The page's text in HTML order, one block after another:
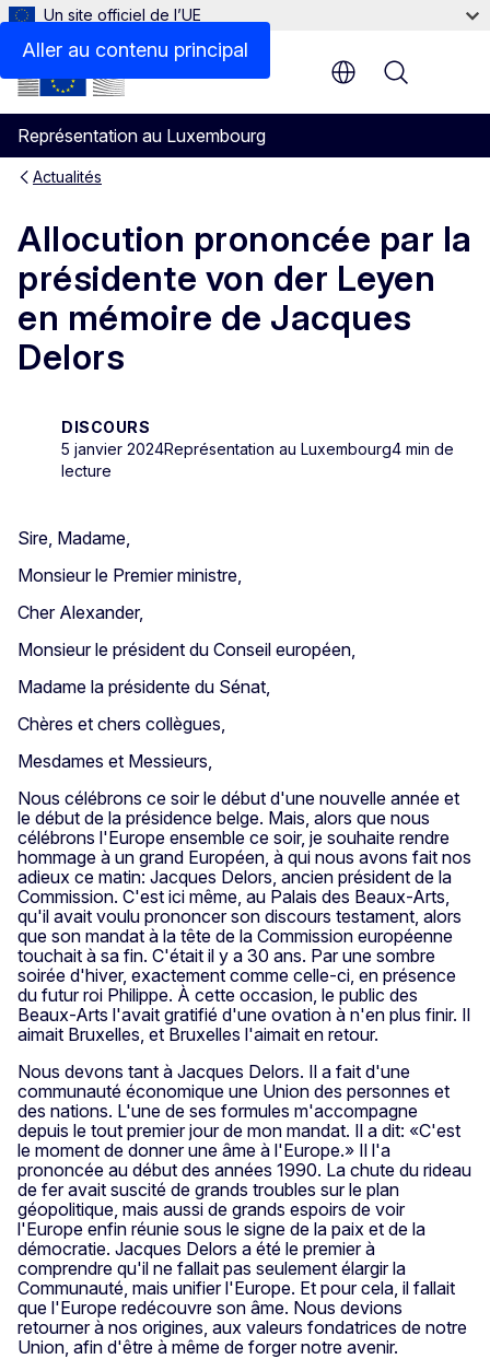
Aller au contenu principal
Un site officiel de l’UE
Représentation au Luxembourg
Menu
Actualités
Allocution prononcée par la
présidente von der Leyen
en mémoire de Jacques
Delors
DISCOURS
5 janvier 2024Représentation au Luxembourg4 min de
lecture
Sire, Madame,
Monsieur le Premier ministre,
Cher Alexander,
Monsieur le président du Conseil européen,
Madame la présidente du Sénat,
Chères et chers collègues,
Mesdames et Messieurs,
Nous célébrons ce soir le début d'une nouvelle année et
le début de la présidence belge. Mais, alors que nous
célébrons l'Europe ensemble ce soir, je souhaite rendre
hommage à un grand Européen, à qui nous avons fait nos
adieux ce matin: Jacques Delors, ancien président de la
Commission. C'est ici même, au Palais des Beaux-Arts,
qu'il avait voulu prononcer son discours testament, alors
que son mandat à la tête de la Commission européenne
touchait à sa fin. C'était il y a 30 ans. Par une sombre
soirée d'hiver, exactement comme celle-ci, en présence
du futur roi Philippe. À cette occasion, le public des
Beaux-Arts l'avait gratifié d'une ovation à n'en plus finir. Il
aimait Bruxelles, et Bruxelles l'aimait en retour.
Nous devons tant à Jacques Delors. Il a fait d'une
communauté économique une Union des personnes et
des nations. L'une de ses formules m'accompagne
depuis le tout premier jour de mon mandat. Il a dit: «C'est
le moment de donner une âme à l'Europe.» Il l'a
prononcée au début des années 1990. La chute du rideau
de fer avait suscité de grands troubles sur le plan
géopolitique, mais aussi de grands espoirs de voir
l'Europe enfin réunie sous le signe de la paix et de la
démocratie. Jacques Delors a été le premier à
comprendre qu'il ne fallait pas seulement élargir la
Communauté, mais unifier l'Europe. Et pour cela, il fallait
que l'Europe redécouvre son âme. Nous devions
retourner à nos origines, aux valeurs fondatrices de notre
Union, afin d'être à même de forger notre avenir.